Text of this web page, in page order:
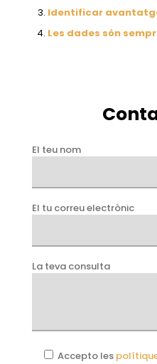
Identificar
Les dades són
El teu nom
El tu correu electrònic
La teva consulta
Accepto les